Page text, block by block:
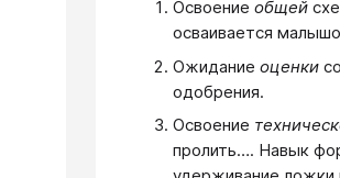
Освоение общей
осваивается
Ожидание оценки
одобрения.
Освоение
пролить…. Навык